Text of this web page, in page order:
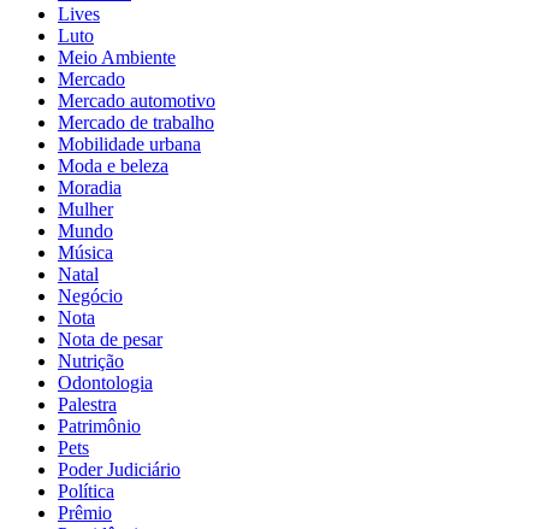
Lives
Luto
Meio Ambiente
Mercado
Mercado automotivo
Mercado de trabalho
Mobilidade urbana
Moda e beleza
Moradia
Mulher
Mundo
Música
Natal
Negócio
Nota
Nota de pesar
Nutrição
Odontologia
Palestra
Patrimônio
Pets
Poder Judiciário
Política
Prêmio